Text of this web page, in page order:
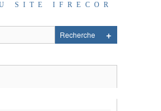
SITE IFRECOR